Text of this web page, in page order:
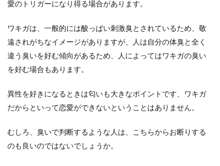
愛のトリガーになり得る場合があります。
ワキガは、一般的には酸っぱい刺激臭とされているため、敬
遠されがちなイメージがありますが、人は自分の体臭と全く
違う臭いを好む傾向があるため、人によってはワキガの臭い
を好む場合もあります。
異性を好きになるときは匂いも大きなポイントです、ワキガ
だからといって恋愛ができないということはありません。
むしろ、臭いで判断するような人は、こちらからお断りする
のも良いのではないでしょうか。